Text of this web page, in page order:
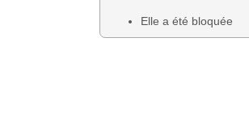
Elle a été bloquée